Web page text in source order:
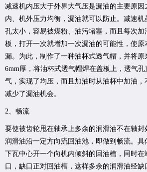
减速机内压大于外界大气压是漏油的主要原
内、机外压力均衡，漏油就可以防止。减速
孔太小，容易被煤粉、油污堵塞，而且每次加
板，打开一次就增加一次漏油的可能性，使
漏。为此，制作了一种油杯式透气帽，并将原
6mm厚，将油杯式透气帽焊在盖板上，透气孔
气，实现了均压，而且加油时从油杯中加油，
减少了漏油机会。
2、畅流
要使被齿轮甩在轴承上多余的润滑油不在轴封
润滑油沿一定方向流回油池，即做到畅流。具
下瓦中心开一个向机内倾斜的回油槽，同时
口，缺口正对回油槽，这样多余的润滑油经缺